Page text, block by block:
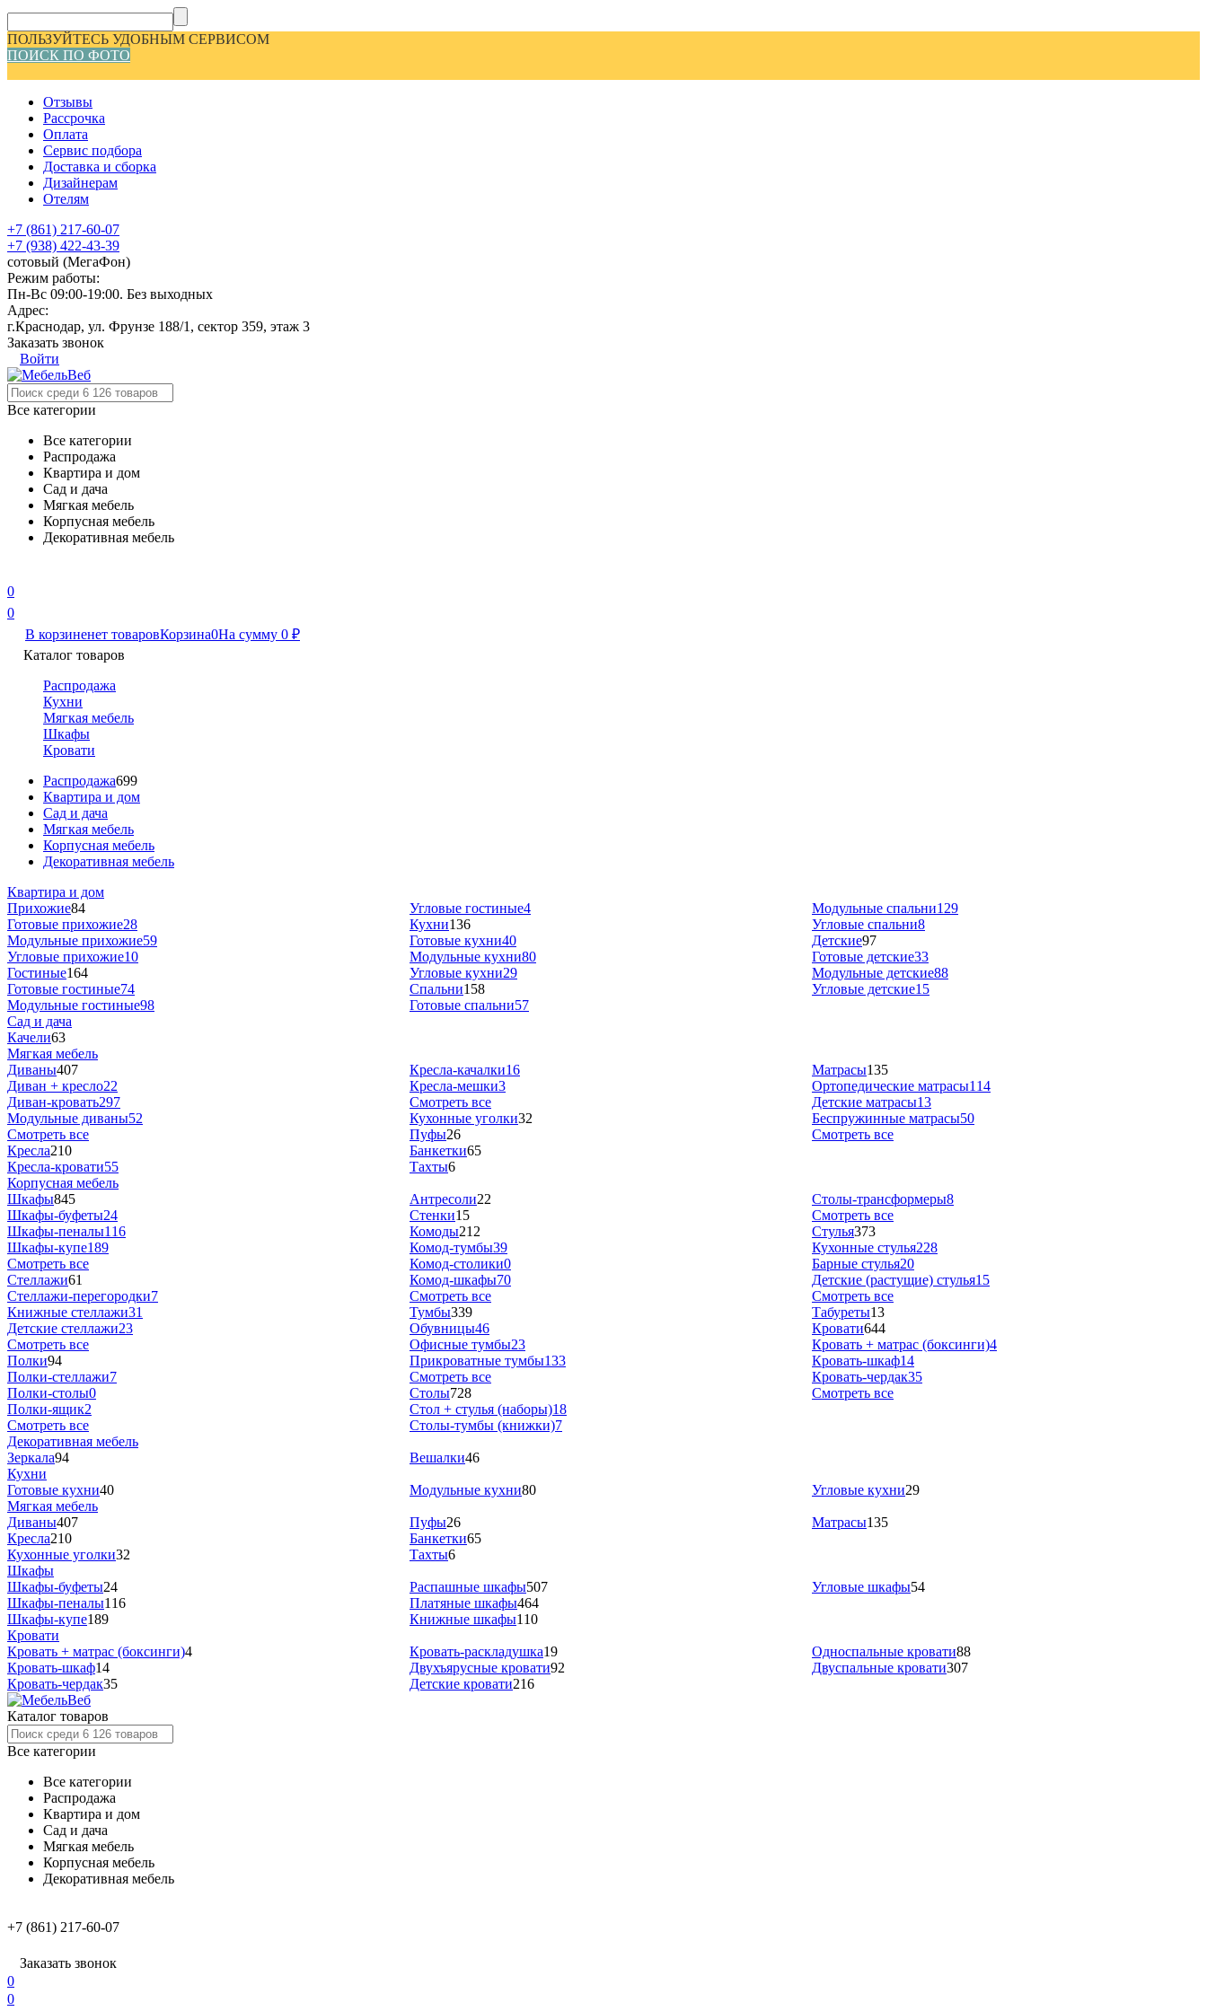
ПОЛЬЗУЙТЕСЬ УДОБНЫМ СЕРВИСОМ
ПОИСК ПО ФОТО
Отзывы
Рассрочка
Оплата
Сервис подбора
Доставка и сборка
Дизайнерам
Отелям
+7 (861) 217-60-07
+7 (938) 422-43-39
сотовый (МегаФон)
Режим работы:
Пн-Вс 09:00-19:00. Без выходных
Адрес:
г.Краснодар, ул. Фрунзе 188/1, сектор 359, этаж 3
Заказать звонок
Войти
Все категории
Все категории
Распродажа
Квартира и дом
Сад и дача
Мягкая мебель
Корпусная мебель
Декоративная мебель
0
0
В корзиненет товаровКорзина0На сумму 0 ₽
Каталог товаров
Распродажа
Кухни
Мягкая мебель
Шкафы
Кровати
Распродажа699
Квартира и дом
Сад и дача
Мягкая мебель
Корпусная мебель
Декоративная мебель
Квартира и дом
Прихожие84
Готовые прихожие28
Модульные прихожие59
Угловые прихожие10
Гостиные164
Готовые гостиные74
Модульные гостиные98
Угловые гостиные4
Кухни136
Готовые кухни40
Модульные кухни80
Угловые кухни29
Спальни158
Готовые спальни57
Модульные спальни129
Угловые спальни8
Детские97
Готовые детские33
Модульные детские88
Угловые детские15
Сад и дача
Качели63
Мягкая мебель
Диваны407
Диван + кресло22
Диван-кровать297
Модульные диваны52
Смотреть все
Кресла210
Кресла-кровати55
Кресла-качалки16
Кресла-мешки3
Смотреть все
Кухонные уголки32
Пуфы26
Банкетки65
Тахты6
Матрасы135
Ортопедические матрасы114
Детские матрасы13
Беспружинные матрасы50
Смотреть все
Корпусная мебель
Шкафы845
Шкафы-буфеты24
Шкафы-пеналы116
Шкафы-купе189
Смотреть все
Стеллажи61
Стеллажи-перегородки7
Книжные стеллажи31
Детские стеллажи23
Смотреть все
Полки94
Полки-стеллажи7
Полки-столы0
Полки-ящик2
Смотреть все
Антресоли22
Стенки15
Комоды212
Комод-тумбы39
Комод-столики0
Комод-шкафы70
Смотреть все
Тумбы339
Обувницы46
Офисные тумбы23
Прикроватные тумбы133
Смотреть все
Столы728
Стол + стулья (наборы)18
Столы-тумбы (книжки)7
Столы-трансформеры8
Смотреть все
Стулья373
Кухонные стулья228
Барные стулья20
Детские (растущие) стулья15
Смотреть все
Табуреты13
Кровати644
Кровать + матрас (боксинги)4
Кровать-шкаф14
Кровать-чердак35
Смотреть все
Декоративная мебель
Зеркала94 Вешалки46
Кухни
Готовые кухни40 Модульные кухни80 Угловые кухни29
Мягкая мебель
Диваны407
Кресла210
Кухонные уголки32
Пуфы26
Банкетки65
Тахты6
Матрасы135
Шкафы
Шкафы-буфеты24
Шкафы-пеналы116
Шкафы-купе189
Распашные шкафы507
Платяные шкафы464
Книжные шкафы110
Угловые шкафы54
Кровати
Кровать + матрас (боксинги)4
Кровать-шкаф14
Кровать-чердак35
Кровать-раскладушка19
Двухъярусные кровати92
Детские кровати216
Односпальные кровати88
Двуспальные кровати307
Каталог товаров
Все категории
Все категории
Распродажа
Квартира и дом
Сад и дача
Мягкая мебель
Корпусная мебель
Декоративная мебель
+7 (861) 217-60-07
Заказать звонок
0
0